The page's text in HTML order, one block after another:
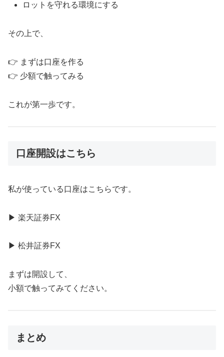
ロットを守れる環境にする
その上で、
👉 まずは口座を作る
👉 少額で触ってみる
これが第一歩です。
口座開設はこちら
私が使っている口座はこちらです。
▶ 楽天証券FX
▶ 松井証券FX
まずは開設して、
小額で触ってみてください。
まとめ